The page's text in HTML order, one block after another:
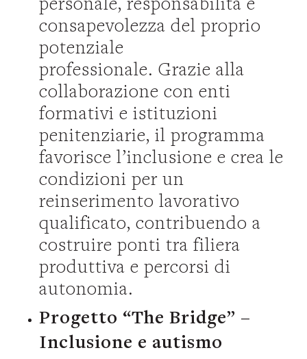
consapevolezza del proprio
potenziale
professionale. Grazie alla
collaborazione con enti
formativi e istituzioni
penitenziarie, il programma
favorisce l’inclusione e crea le
condizioni per un
reinserimento lavorativo
qualificato, contribuendo a
costruire ponti tra filiera
produttiva e percorsi di
autonomia.
Progetto “The Bridge” –
Inclusione e autismo